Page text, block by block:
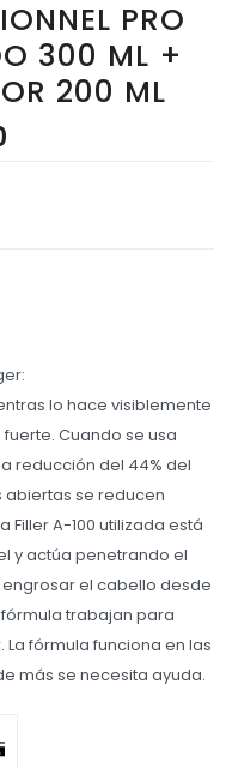
PRO
300 ML +
200 ML
lo hace visiblemente
Cuando se usa
reducción del 44% del
se reducen
Filler A-100 utilizada está
y actúa penetrando el
el cabello desde
trabajan para
fórmula funciona en las
más se necesita ayuda.